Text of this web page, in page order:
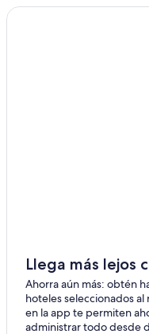
Llega más lejos
Ahorra aún más: obtén
hoteles seleccionados
en la app te permiten
administrar todo desde